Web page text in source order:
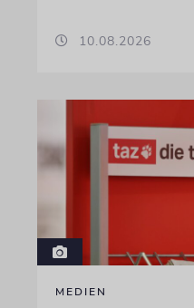
10.08.2026
MEDIEN